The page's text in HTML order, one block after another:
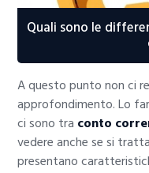
Quali sono le
A questo punto non ci
approfondimento. Lo
ci sono tra conto
vedere anche se si
presentano